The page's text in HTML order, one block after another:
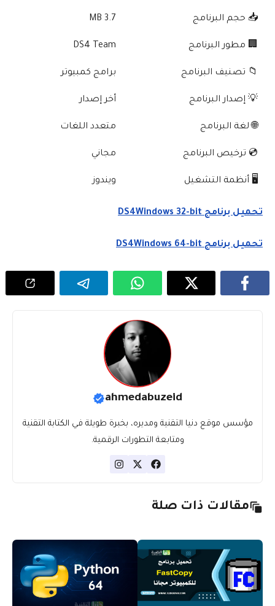
📥 حجم البرنامج 3.7 MB
🏢 مطور البرنامج DS4 Team
📁 تصنيف البرنامج برامج كمبيوتر
💡 إصدار البرنامج أخر إصدار
🌐 لغة البرنامج متعدد اللغات
💿 ترخيص البرنامج مجاني
🖥️ أنظمة التشغيل ويندوز
تحميل برنامج DS4Windows 32-bit
تحميل برنامج DS4Windows 64-bit
ahmedabuzeid
مؤسس موقع دنيا التقنية ومديره، بخبرة طويلة في الكتابة التقنية
ومتابعة التطورات الرقمية.
مقالات ذات صلة